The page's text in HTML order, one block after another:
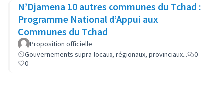
N’Djamena 10 autres communes du Tchad :
Programme National d’Appui aux
Communes du Tchad
Proposition officielle
Gouvernements supra-locaux, régionaux, provinciaux...
0
0